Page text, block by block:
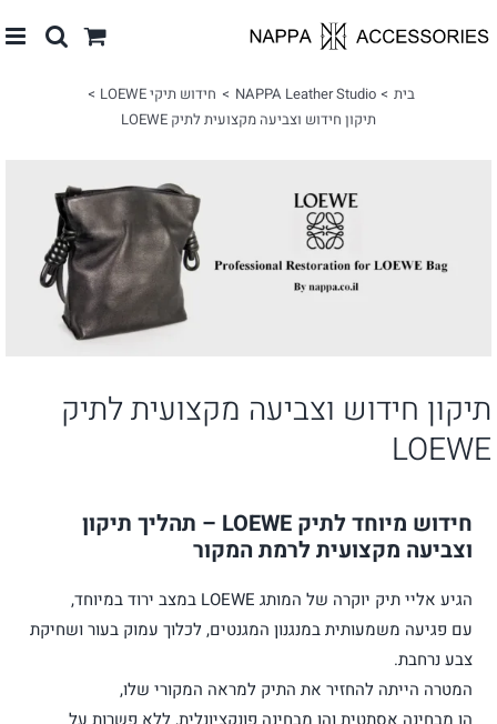
לתוכן
בית NAPPA Leather Studio
חידוש תיקי LOEWE
תיקון חידוש וצביעה מקצועית לתיק LOEWE
תיקון חידוש וצביעה מקצועית לתיק
LOEWE
חידוש מיוחד לתיק LOEWE – תהליך תיקון
וצביעה מקצועית לרמת המקור
הגיע אליי תיק יוקרה של המותג LOEWE במצב ירוד במיוחד,
עם פגיעה משמעותית במנגנון המגנטים, לכלוך עמוק בעור ושחיקת
צבע נרחבת.
המטרה הייתה להחזיר את התיק למראה המקורי שלו,